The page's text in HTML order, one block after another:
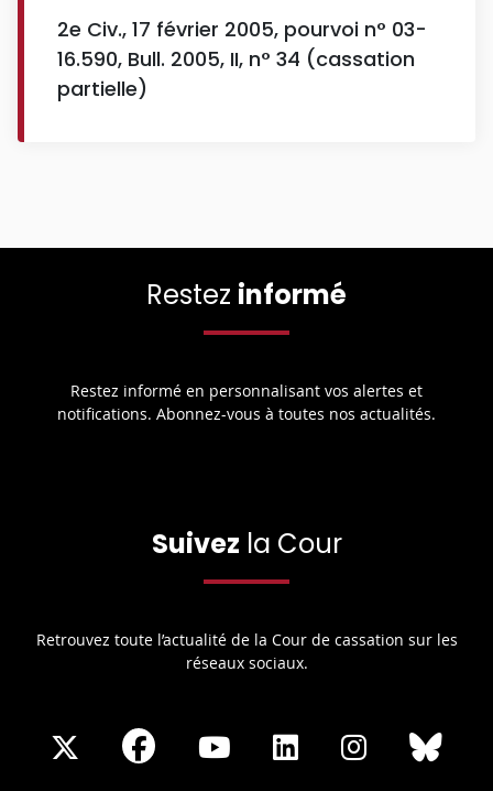
2e Civ., 17 février 2005, pourvoi n° 03-
16.590, Bull. 2005, II, n° 34 (cassation
partielle)
Restez informé
Restez informé en personnalisant vos alertes et
notifications. Abonnez-vous à toutes nos actualités.
Suivez la Cour
Retrouvez toute l’actualité de la Cour de cassation sur les
réseaux sociaux.
ShareShare
Share
Share
Share